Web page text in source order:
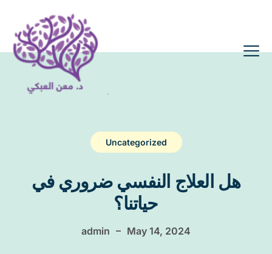
Uncategorized
هل العلاج النفسي ضروري في
حياتنا؟
admin – May 14, 2024